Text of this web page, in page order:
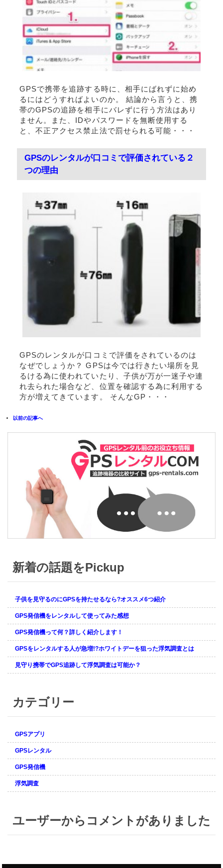
GPSで携帯を追跡する時に、相手にばれずに始め
るにはどうすればよいのか。 結論から言うと、携
帯のGPSの追跡を相手にバレずに行う方法はあり
ません。また、IDやパスワードを無断使用する
と、不正アクセス禁止法で罰せられる可能・・・
GPSのレンタルが口コミで評価されている２
つの理由
GPSのレンタルが口コミで評価をされているのは
なぜでしょうか？ GPSは今では行きたい場所を見
るける為に使われていたり、子供が万が一迷子や連
れ去られた場合など、位置を確認する為に利用する
方が増えてきています。 そんなGP・・・
以前の記事へ
新着の話題をPickup
子供を見守るのにGPSを持たせるなら?オススメ6つ紹介
GPS発信機をレンタルして使ってみた感想
GPS発信機って何？詳しく紹介します！
GPSをレンタルする人が急増!?ホワイトデーを狙った浮気調査とは
見守り携帯でGPS追跡して浮気調査は可能か？
カテゴリー
GPSアプリ
GPSレンタル
GPS発信機
浮気調査
ユーザーからコメントがありました